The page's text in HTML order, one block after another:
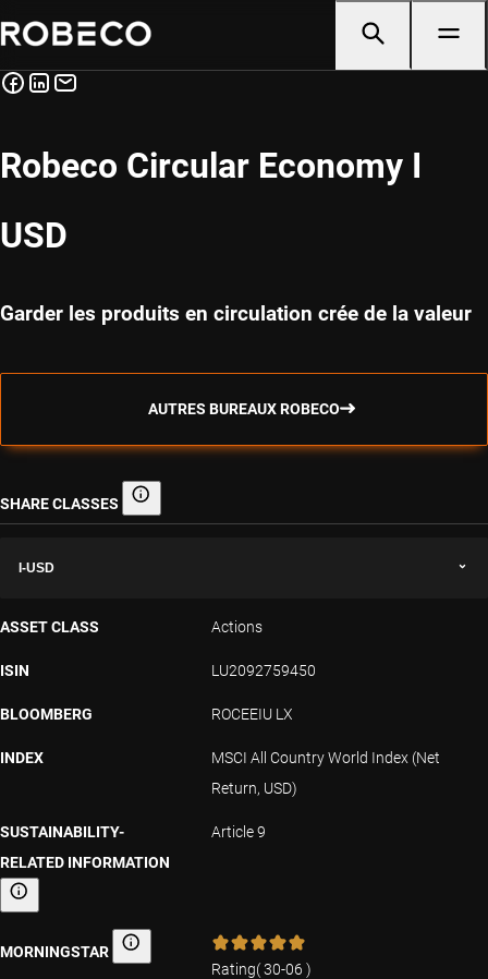
Robeco Circular Economy I
USD
Garder les produits en circulation crée de la valeur
AUTRES BUREAUX ROBECO
SHARE CLASSES Share classes
I-USD
ASSET CLASS Actions
ISIN LU2092759450
BLOOMBERG ROCEEIU LX
INDEX
MSCI All Country World Index (Net
Return, USD)
SUSTAINABILITY-
RELATED INFORMATION
Sustainability-related information
Article 9
MORNINGSTAR Morningstar
Rating(30-06 )